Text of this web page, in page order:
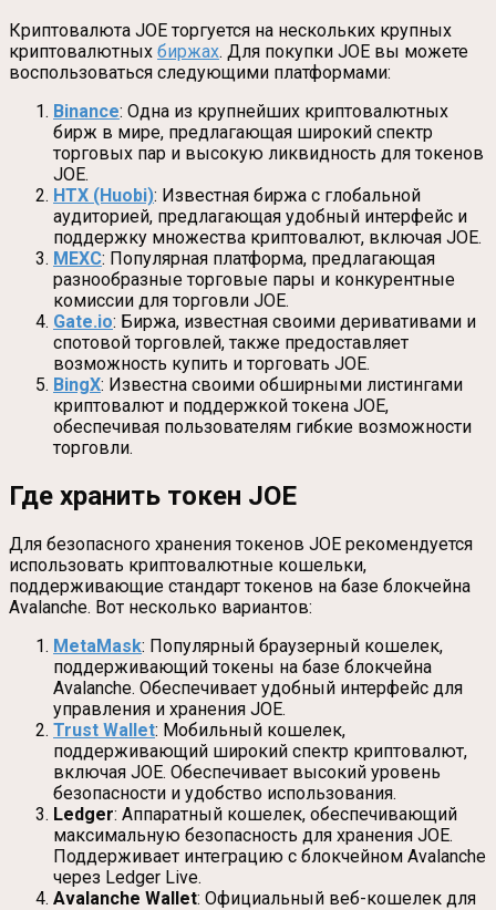
Криптовалюта JOE торгуется на нескольких крупных
криптовалютных биржах. Для покупки JOE вы можете
воспользоваться следующими платформами:
Binance: Одна из крупнейших криптовалютных
бирж в мире, предлагающая широкий спектр
торговых пар и высокую ликвидность для токенов
JOE.
HTX (Huobi): Известная биржа с глобальной
аудиторией, предлагающая удобный интерфейс и
поддержку множества криптовалют, включая JOE.
MEXC: Популярная платформа, предлагающая
разнообразные торговые пары и конкурентные
комиссии для торговли JOE.
Gate.io: Биржа, известная своими деривативами и
спотовой торговлей, также предоставляет
возможность купить и торговать JOE.
BingX: Известна своими обширными листингами
криптовалют и поддержкой токена JOE,
обеспечивая пользователям гибкие возможности
торговли.
Где хранить токен JOE
Для безопасного хранения токенов JOE рекомендуется
использовать криптовалютные кошельки,
поддерживающие стандарт токенов на базе блокчейна
Avalanche. Вот несколько вариантов:
MetaMask: Популярный браузерный кошелек,
поддерживающий токены на базе блокчейна
Avalanche. Обеспечивает удобный интерфейс для
управления и хранения JOE.
Trust Wallet: Мобильный кошелек,
поддерживающий широкий спектр криптовалют,
включая JOE. Обеспечивает высокий уровень
безопасности и удобство использования.
Ledger: Аппаратный кошелек, обеспечивающий
максимальную безопасность для хранения JOE.
Поддерживает интеграцию с блокчейном Avalanche
через Ledger Live.
Avalanche Wallet: Официальный веб-кошелек для